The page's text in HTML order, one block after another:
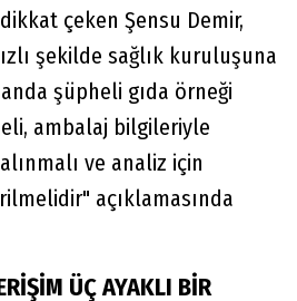
çeken Şensu Demir,
şekilde sağlık kuruluşuna
şüpheli gıda örneği
ambalaj bilgileriyle
ve analiz için
açıklamasında
ÜÇ AYAKLI BİR